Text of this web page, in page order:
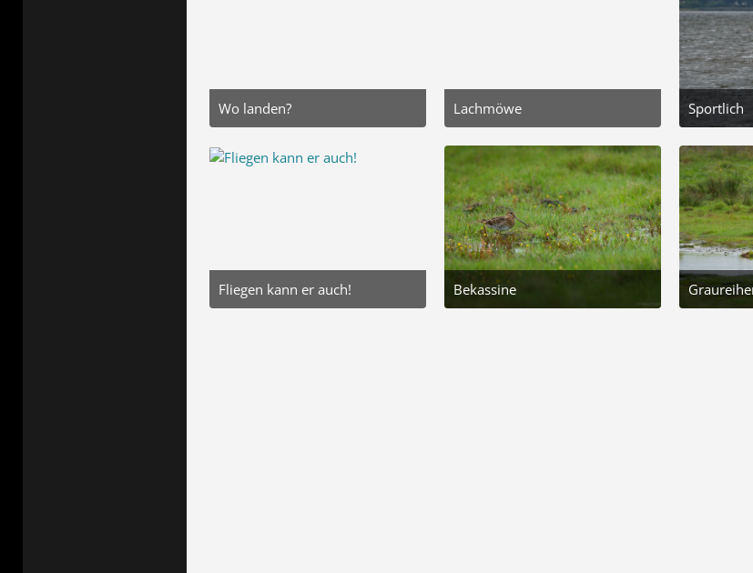
Wo landen?
4
Lachmöwe
4
Sportlich
Fliegen kann er auch! Bekassine